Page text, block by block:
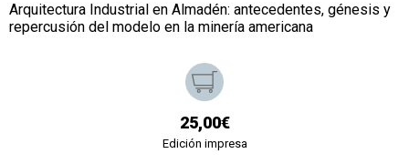
Arquitectura Industrial en Almadén: antecedentes, génesis y
repercusión del modelo en la minería americana
25,00€
Edición impresa